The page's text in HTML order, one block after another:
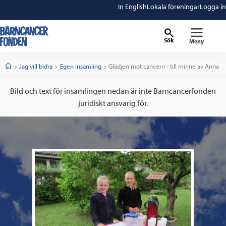
In EnglishLokala föreningarLogga in
Sök Meny
StartJag vill bidra Egen insamling Current:
Glädjen mot cancern - till minne av Anna
Bild och text för insamlingen nedan är inte Barncancerfonden
juridiskt ansvarig för.